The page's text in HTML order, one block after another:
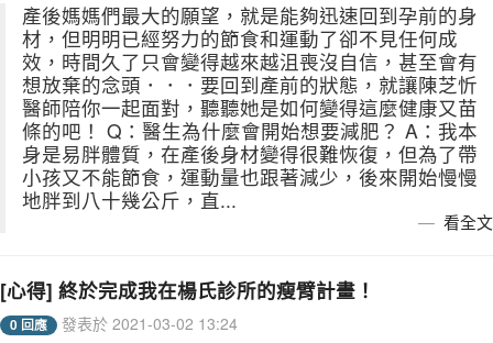
產後媽媽們最大的願望，就是能夠迅速回到孕前的身
材，但明明已經努力的節食和運動了卻不見任何成
效，時間久了只會變得越來越沮喪沒自信，甚至會有
想放棄的念頭．．．要回到產前的狀態，就讓陳芝忻
醫師陪你一起面對，聽聽她是如何變得這麼健康又苗
條的吧！ Q：醫生為什麼會開始想要減肥？ A：我本
身是易胖體質，在產後身材變得很難恢復，但為了帶
小孩又不能節食，運動量也跟著減少，後來開始慢慢
地胖到八十幾公斤，直...
看全文
[心得] 終於完成我在楊氏診所的瘦臂計畫！
0 回應 發表於 2021-03-02 13:24